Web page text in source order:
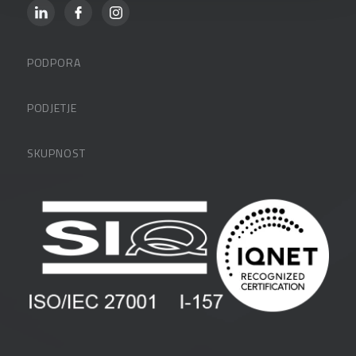
PODPORA
FAQ – pogosta vprašanja
PODJETJE
Zaposlitev
Vlagatelji
Pogoji in pogodbe
SKUPNOST
Blog
Spletni seminarji